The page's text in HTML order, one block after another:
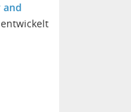
and